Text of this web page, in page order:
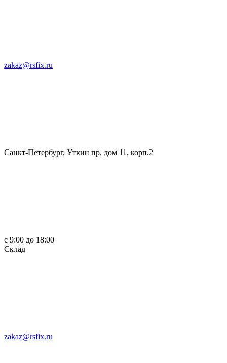
zakaz@rsfix.ru
Санкт-Петербург, Уткин пр, дом 11, корп.2
c 9:00 до 18:00
Склад
zakaz@rsfix.ru